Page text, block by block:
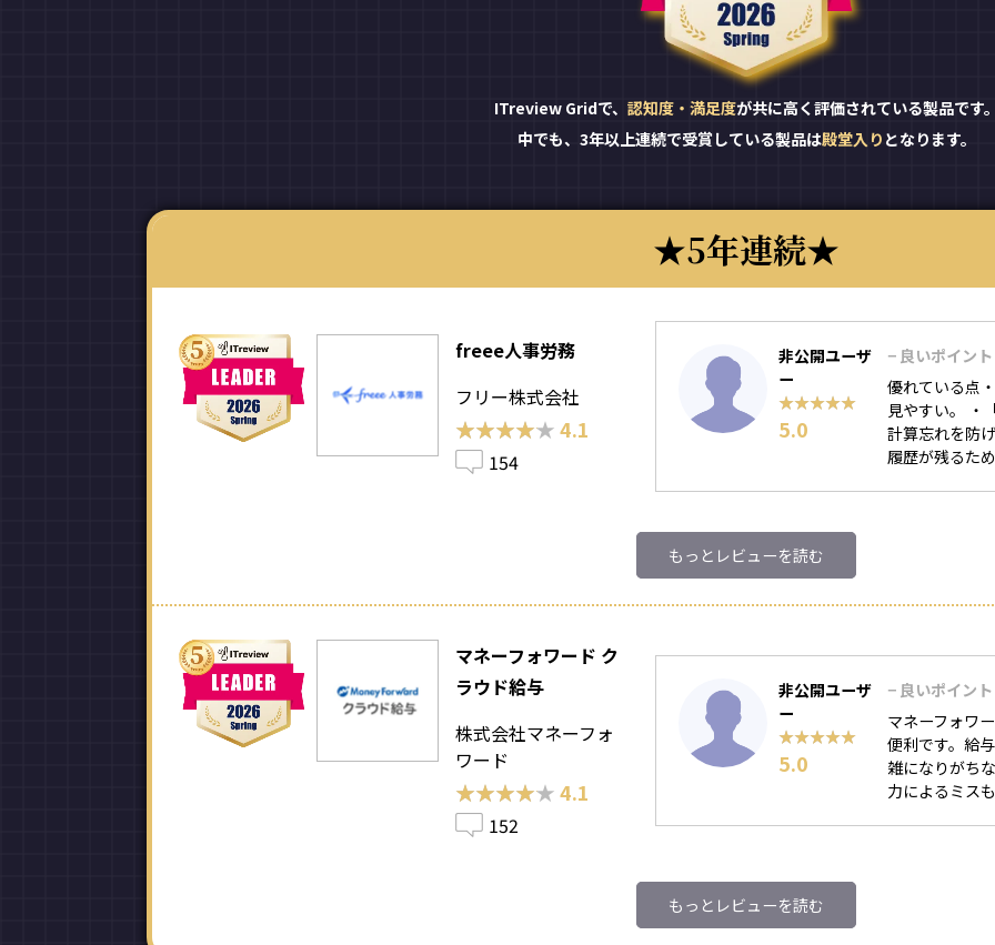
ITreview Gridで、 認知度・満足度が共に高く評価されている製品です
中でも、3年以上連続で受賞している製品は殿堂入り となります。
5年連続
freee人事労務
フリー株式会社
★★★★★
★★★★★ 4.1
154
非公開ユーザ
ー
★★★★★
★★★★★
5.0
− 良いポイント
優れている点
見やすい。 ・
計算忘れを防
履歴が残るた
もっとレビューを読む
マネーフォワード ク
ラウド給与
株式会社マネーフォ
ワード
★★★★★
★★★★★ 4.1
152
非公開ユーザ
ー
★★★★★
★★★★★
5.0
− 良いポイント
マネーフォワ
便利です。給
雑になりがち
力によるミス
もっとレビューを読む